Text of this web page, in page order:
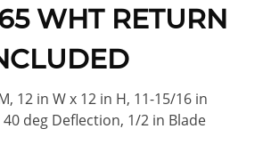
WHT RETURN
12 in W x 12 in H, 11-15/16 in
deg Deflection, 1/2 in Blade